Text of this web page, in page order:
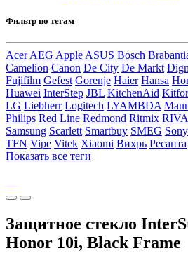
Фильтр по тегам
Acer AEG Apple ASUS Bosch
Camelion Canon De City De Markt
Fujifilm Gefest Gorenje Haier Hansa
Huawei InterStep JBL KitchenAid
LG Liebherr Logitech LYAMBDA
Philips Red Line Redmond Ritmix
Samsung Scarlett Smartbuy SMEG Sony
TFN Vipe Vitek Xiaomi Вихрь Ресанта
Показать все теги
Защитное стекло
Honor 10i, Black Frame